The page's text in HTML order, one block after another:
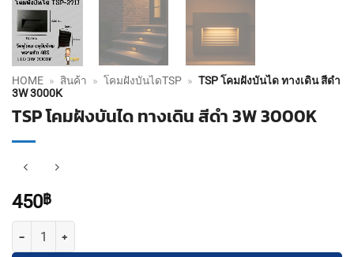
HOME » สินค้า » โคมฝังบันไดTSP » TSP โคมฝังบันได ทางเดิน สีดำ
3W 3000K
TSP โคมฝังบันได ทางเดิน สีดำ 3W 3000K
450฿
จำนวน TSP โคมฝังบันได ทางเดิน สีดำ 3W 3000K ชิ้น